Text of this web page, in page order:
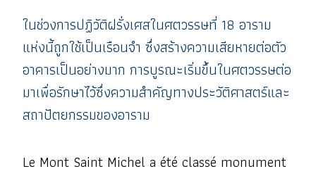
ในช่วงการปฏิวัติฝรั่งเศสในศตวรรษที่ 18 อาราม
แห่งนี้ถูกใช้เป็นเรือนจำ ซึ่งสร้างความเสียหายต่อตัว
อาคารเป็นอย่างมาก การบูรณะเริ่มขึ้นในศตวรรษต่อ
มาเพื่อรักษาไว้ซึ่งความสำคัญทางประวัติศาสตร์และ
สถาปัตยกรรมของอาราม
Le Mont Saint Michel a été classé monument